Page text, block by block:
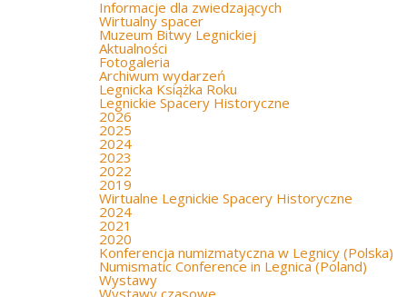
Informacje dla zwiedzających
Wirtualny spacer
Muzeum Bitwy Legnickiej
Aktualności
Fotogaleria
Archiwum wydarzeń
Legnicka Książka Roku
Legnickie Spacery Historyczne
2026
2025
2024
2023
2022
2019
Wirtualne Legnickie Spacery Historyczne
2024
2021
2020
Konferencja numizmatyczna w Legnicy (Polska)
Numismatic Conference in Legnica (Poland)
Wystawy
Wystawy czasowe